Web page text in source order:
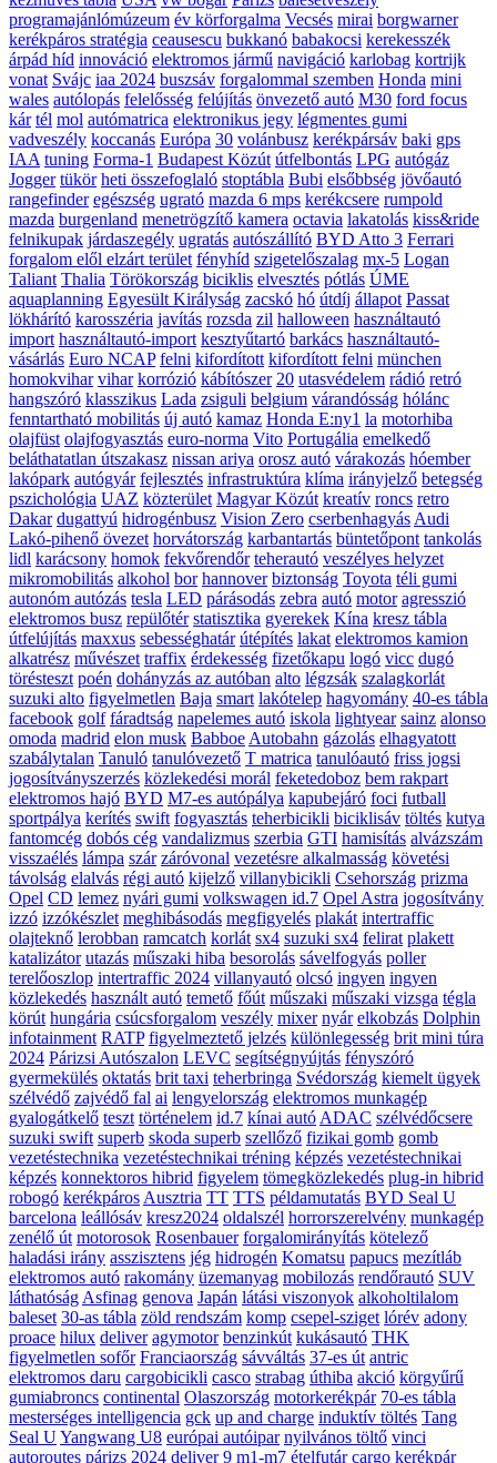
programajánlómúzeum év körforgalma Vecsés mirai borgwarner
kerékpáros stratégia ceausescu bukkanó babakocsi kerekesszék
árpád híd innováció elektromos jármű navigáció karlobag kortrijk
vonat Svájc iaa 2024 buszsáv forgalommal szemben Honda mini
wales autólopás felelősség felújítás önvezető autó M30 ford focus
kár tél mol autómatrica elektronikus jegy légmentes gumi
vadveszély koccanás Európa 30 volánbusz kerékpársáv baki gps
IAA tuning Forma-1 Budapest Közút útfelbontás LPG autógáz
Jogger tükör heti összefoglaló stoptábla Bubi elsőbbség jövőautó
rangefinder egészség ugrató mazda 6 mps kerékcsere rumpold
mazda burgenland menetrögzítő kamera octavia lakatolás kiss&ride
felnikupak járdaszegély ugratás autószállító BYD Atto 3 Ferrari
forgalom elől elzárt terület fényhíd szigetelőszalag mx-5 Logan
Taliant Thalia Törökország biciklis elvesztés pótlás ÚME
aquaplanning Egyesült Királyság zacskó hó útdíj állapot Passat
lökhárító karosszéria javítás rozsda zil halloween használtautó
import használtautó-import kesztyűtartó barkács használtautó-
vásárlás Euro NCAP felni kifordított kifordított felni münchen
homokvihar vihar korrózió kábítószer 20 utasvédelem rádió retró
hangszóró klasszikus Lada zsiguli belgium várandósság hólánc
fenntartható mobilitás új autó kamaz Honda E:ny1 la motorhiba
olajfüst olajfogyasztás euro-norma Vito Portugália emelkedő
beláthatatlan útszakasz nissan ariya orosz autó várakozás hóember
lakópark autógyár fejlesztés infrastruktúra klíma irányjelző betegség
pszichológia UAZ közterület Magyar Közút kreatív roncs retro
Dakar dugattyú hidrogénbusz Vision Zero cserbenhagyás Audi
Lakó-pihenő övezet horvátország karbantartás büntetőpont tankolás
lidl karácsony homok fekvőrendőr teherautó veszélyes helyzet
mikromobilitás alkohol bor hannover biztonság Toyota téli gumi
autonóm autózás tesla LED párásodás zebra autó motor agresszió
elektromos busz repülőtér statisztika gyerekek Kína kresz tábla
útfelújítás maxxus sebességhatár útépítés lakat elektromos kamion
alkatrész művészet traffix érdekesség fizetőkapu logó vicc dugó
törésteszt poén dohányzás az autóban alto légzsák szalagkorlát
suzuki alto figyelmetlen Baja smart lakótelep hagyomány 40-es tábla
facebook golf fáradtság napelemes autó iskola lightyear sainz alonso
omoda madrid elon musk Babboe Autobahn gázolás elhagyatott
szabálytalan Tanuló tanulóvezető T matrica tanulóautó friss jogsi
jogosítványszerzés közlekedési morál feketedoboz bem rakpart
elektromos hajó BYD M7-es autópálya kapubejáró foci futball
sportpálya kerítés swift fogyasztás teherbicikli biciklisáv töltés kutya
fantomcég dobós cég vandalizmus szerbia GTI hamisítás alvázszám
visszaélés lámpa szár záróvonal vezetésre alkalmasság követési
távolság elalvás régi autó kijelző villanybicikli Csehország prizma
Opel CD lemez nyári gumi volkswagen id.7 Opel Astra jogosítvány
izzó izzókészlet meghibásodás megfigyelés plakát intertraffic
olajteknő lerobban ramcatch korlát sx4 suzuki sx4 felirat plakett
katalizátor utazás műszaki hiba besorolás sávelfogyás poller
terelőoszlop intertraffic 2024 villanyautó olcsó ingyen ingyen
közlekedés használt autó temető főút műszaki műszaki vizsga tégla
körút hungária csúcsforgalom veszély mixer nyár elkobzás Dolphin
infotainment RATP figyelmeztető jelzés különlegesség brit mini túra
2024 Párizsi Autószalon LEVC segítségnyújtás fényszóró
gyermekülés oktatás brit taxi teherbringa Svédország kiemelt ügyek
szélvédő zajvédő fal ai lengyelország elektromos munkagép
gyalogátkelő teszt történelem id.7 kínai autó ADAC szélvédőcsere
suzuki swift superb skoda superb szellőző fizikai gomb gomb
vezetéstechnika vezetéstechnikai tréning képzés vezetéstechnikai
képzés konnektoros hibrid figyelem tömegközlekedés plug-in hibrid
robogó kerékpáros Ausztria TT TTS példamutatás BYD Seal U
barcelona leállósáv kresz2024 oldalszél horrorszerelvény munkagép
zenélő út motorosok Rosenbauer forgalomirányítás kötelező
haladási irány asszisztens jég hidrogén Komatsu papucs mezítláb
elektromos autó rakomány üzemanyag mobilozás rendőrautó SUV
láthatóság Asfinag genova Japán látási viszonyok alkoholtilalom
baleset 30-as tábla zöld rendszám komp csepel-sziget lórév adony
proace hilux deliver agymotor benzinkút kukásautó THK
figyelmetlen sofőr Franciaország sávváltás 37-es út antric
elektromos daru cargobicikli casco strabag úthiba akció körgyűrű
gumiabroncs continental Olaszország motorkerékpár 70-es tábla
mesterséges intelligencia gck up and charge induktív töltés Tang
Seal UYangwang U8 európai autóipar nyilvános töltő vinci
autoroutes párizs 2024 deliver 9 m1-m7 ételfutár cargo kerékpár